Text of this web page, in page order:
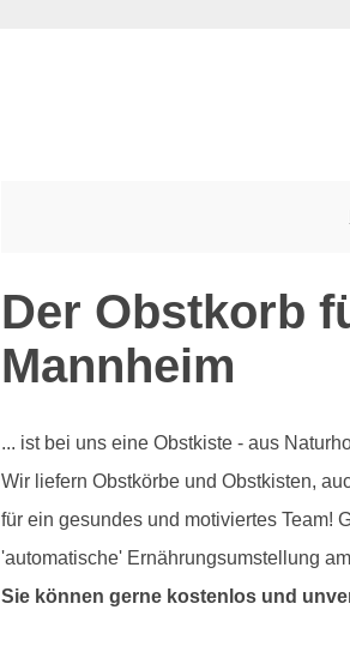
Der Obstkorb
Mannheim
... ist bei uns eine Obstkiste - aus
Wir liefern Obstkörbe und Obstkisten,
für ein gesundes und motiviertes Team!
'automatische' Ernährungsumstellung
Sie können gerne kostenlos und